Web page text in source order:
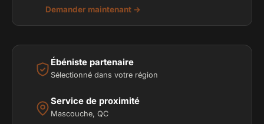
Demander maintenant →
Ébéniste partenaire
Sélectionné dans votre région
Service de proximité
Mascouche, QC